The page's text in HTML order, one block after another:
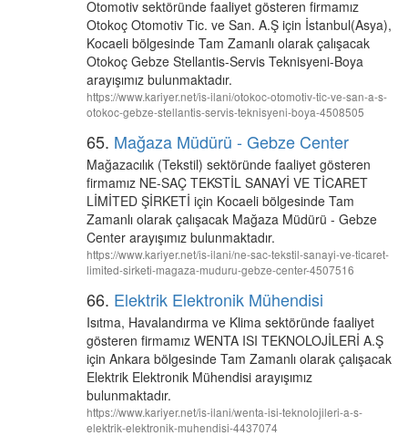
Otomotiv sektöründe faaliyet gösteren firmamız
Otokoç Otomotiv Tic. ve San. A.Ş için İstanbul(Asya),
Kocaeli bölgesinde Tam Zamanlı olarak çalışacak
Otokoç Gebze Stellantis-Servis Teknisyeni-Boya
arayışımız bulunmaktadır.
https://www.kariyer.net/is-ilani/otokoc-otomotiv-tic-ve-san-a-s-
otokoc-gebze-stellantis-servis-teknisyeni-boya-4508505
65. Mağaza Müdürü - Gebze Center
Mağazacılık (Tekstil) sektöründe faaliyet gösteren
firmamız NE-SAÇ TEKSTİL SANAYİ VE TİCARET
LİMİTED ŞİRKETİ için Kocaeli bölgesinde Tam
Zamanlı olarak çalışacak Mağaza Müdürü - Gebze
Center arayışımız bulunmaktadır.
https://www.kariyer.net/is-ilani/ne-sac-tekstil-sanayi-ve-ticaret-
limited-sirketi-magaza-muduru-gebze-center-4507516
66. Elektrik Elektronik Mühendisi
Isıtma, Havalandırma ve Klima sektöründe faaliyet
gösteren firmamız WENTA ISI TEKNOLOJİLERİ A.Ş
için Ankara bölgesinde Tam Zamanlı olarak çalışacak
Elektrik Elektronik Mühendisi arayışımız
bulunmaktadır.
https://www.kariyer.net/is-ilani/wenta-isi-teknolojileri-a-s-
elektrik-elektronik-muhendisi-4437074